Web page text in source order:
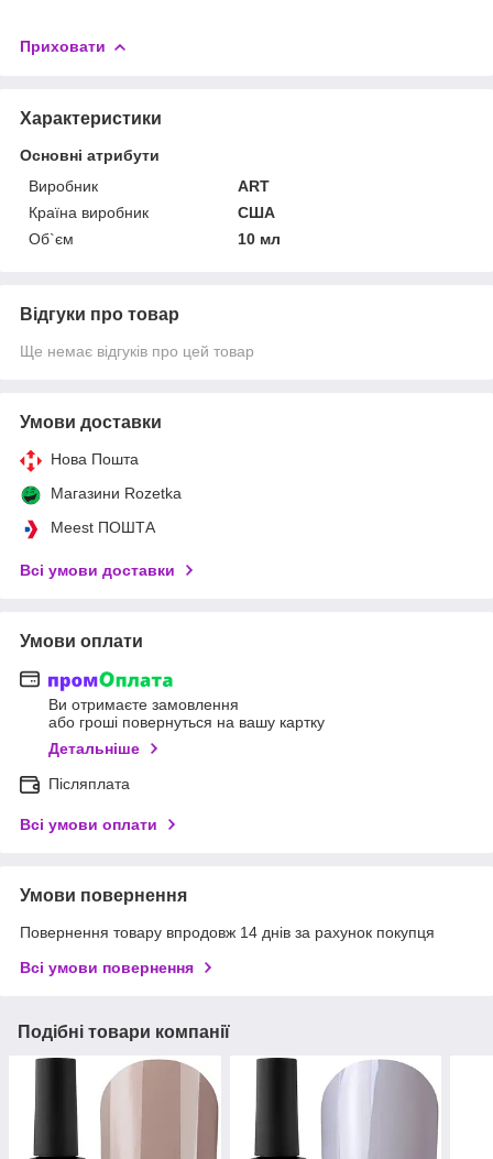
Приховати
Характеристики
Основні атрибути
Виробник
ART
Країна виробник
США
Об`єм
10 мл
Відгуки про товар
Ще немає відгуків про цей товар
Умови доставки
Нова Пошта
Магазини Rozetka
Meest ПОШТА
Всі умови доставки
Умови оплати
Ви отримаєте замовлення
або гроші повернуться на вашу картку
Детальніше
Післяплата
Всі умови оплати
Умови повернення
Повернення товару впродовж 14 днів за рахунок покупця
Всі умови повернення
Подібні товари компанії